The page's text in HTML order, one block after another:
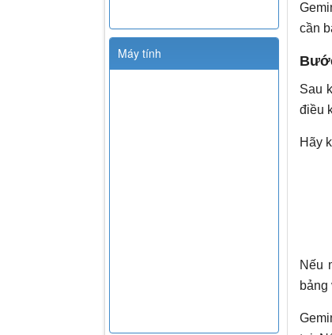
cần
Sau
điều
Hãy
Nếu
bảng
Máy tính